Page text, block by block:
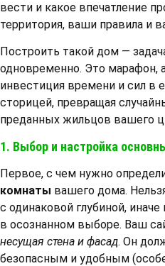
вести и какое впечатление
территория, ваши правила и
Построить такой дом —
одновременно. Это марафон,
инвестиция времени и сил в
сторицей, превращая
преданных жильцов вашего
1. Выбор и настройка
Первое, с чем нужно
комнаты вашего дома.
с одинаковой глубиной,
в осознанном выборе. Ваш
несущая стена и фасад. Он
безопасным и удобным